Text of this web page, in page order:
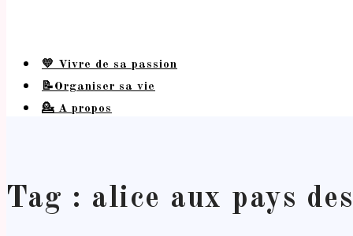
💛 Vivre de sa passion
📝Organiser sa vie
💁 A propos
Tag : alice aux pays